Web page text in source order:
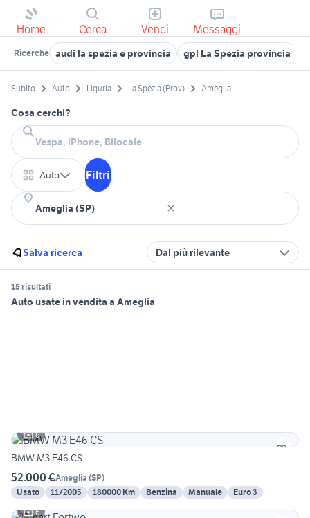
Home Cerca Vendi Messaggi
Ricerche audi la spezia e provincia gpl La Spezia provincia
Subito Auto Liguria La Spezia (Prov) Ameglia
Cosa cerchi?
Auto Filtri
Salva ricerca Dal più rilevante
15 risultati
Auto usate in vendita a Ameglia
6
BMW M3 E46 CS
52.000 €Ameglia (SP)
Usato
11/2005 180000 Km Benzina Manuale
Euro 3
6